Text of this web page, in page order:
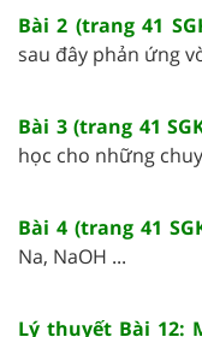
Bài 2 (trang 41
sau đây phản ứng
Bài 3 (trang 41
học cho những
Bài 4 (trang 41
Na, NaOH ...
Lý thuyết Bài 12: